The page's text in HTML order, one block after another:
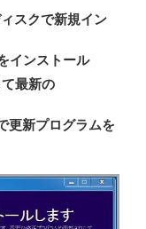
スクで新規イン
インストール
最新の
更新プログラムを